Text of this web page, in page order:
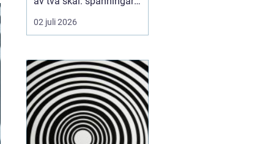
och smärta har blivit för
mycket, eller behovet av
sig starkare än
vardagens tempo.
Samtidigt kan utbudet
kän...
02 juli 2026